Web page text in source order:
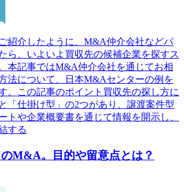
紹介したように、M&A仲介会社などパ
ら、いよいよ買収先の候補企業を探すス
本記事ではM&A仲介会社を通じてお相
法について、日本M&Aセンターの例を
。この記事のポイント買収先の探し方に
「仕掛け型」の2つがあり、譲渡案件型
トや企業概要書を通じて情報を開示し、
する
M&A。目的や留意点とは？